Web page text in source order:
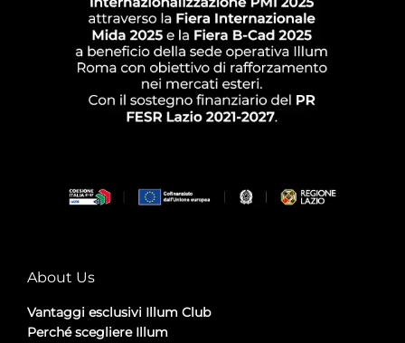
About Us
Vantaggi esclusivi Illum Club
Perché scegliere Illum